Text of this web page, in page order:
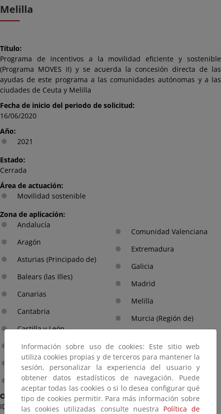
Melilla
Título:
Programa de incentivos a la movilidad eficiente y sostenible
(Programa MOVES II) y se acuerda la concesión directa de las
ayudas de este programa a las comunidades autónomas y a las
ciudades de Ceuta y Melilla
Fecha de inicio del periodo de solicitud:
16/06/2020
Año:
2021
Estado:
Cerrada
Área de actuación:
Movilidad sostenible
Zona de aplicación:
Andalucía
Aragón
Asturias (Principado de)
Balears (las Illes)
Canarias
Cantabria
Castilla y León
Castilla-La Mancha
Cataluña
Ceuta
Comunidad Valenciana
Extremadura
Galicia
Madrid
Melilla
Murcia (Región de)
Rioja (La)
Organismo que financia:
IDAE
Información sobre uso de cookies: Este sitio web
utiliza cookies propias y de terceros para mantener la
sesión, personalizar la experiencia del usuario y
obtener datos estadísticos de navegación. Puede
aceptar todas las cookies o si lo desea configurar qué
tipo de cookies permitir. Para más información sobre
las cookies utilizadas consulte nuestra Política de